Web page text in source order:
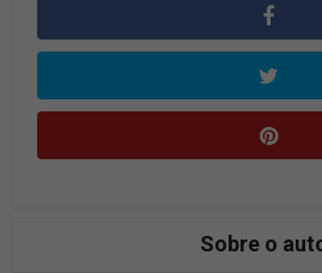
Sobre o